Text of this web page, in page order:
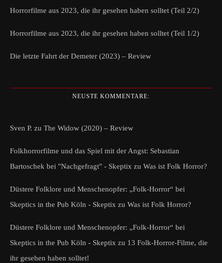
Horrorfilme aus 2023, die ihr gesehen haben solltet (Teil 2/2)
Horrorfilme aus 2023, die ihr gesehen haben solltet (Teil 1/2)
Die letzte Fahrt der Demeter (2023) – Review
NEUSTE KOMMENTARE:
Sven P. zu The Widow (2020) – Review
Folkhorrorfilme und das Spiel mit der Angst: Sebastian
Bartoschek bei "Nachgefragt" - Skeptix zu Was ist Folk Horror?
Düstere Folklore und Menschenopfer: „Folk-Horror“ bei
Skeptics in the Pub Köln - Skeptix zu Was ist Folk Horror?
Düstere Folklore und Menschenopfer: „Folk-Horror“ bei
Skeptics in the Pub Köln - Skeptix zu 13 Folk-Horror-Filme, die
ihr gesehen haben solltet!